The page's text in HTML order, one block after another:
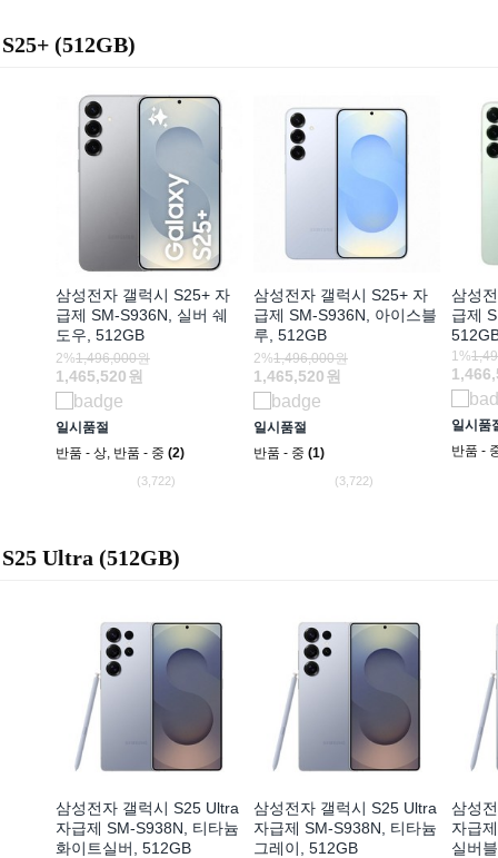
S25+ (512GB)
삼성전자 갤럭시 S25+ 자
급제 SM-S936N, 실버 쉐
도우, 512GB
2%1,496,000원
1,465,520원
일시품절
반품 - 상, 반품 - 중 (2)
(3,722)
삼성전자 갤럭시 S25+ 자
급제 SM-S936N, 아이스블
루, 512GB
2%1,496,000원
1,465,520원
일시품절
반품 - 중 (1)
(3,722)
삼성
급제
1%
일시품
반품 -
S25 Ultra (512GB)
삼성전자 갤럭시 S25 Ultra
자급제 SM-S938N, 티타늄
화이트실버, 512GB
삼성전자 갤럭시 S25 Ultra
자급제 SM-S938N, 티타늄
그레이, 512GB
삼성
자급
실버